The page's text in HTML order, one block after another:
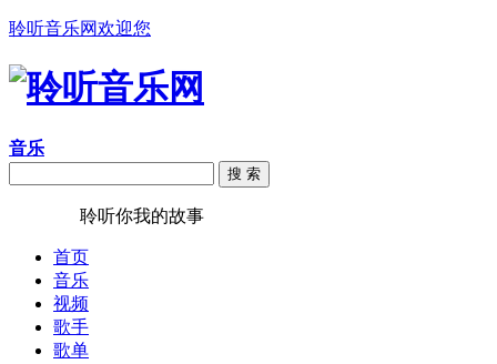
聆听音乐网欢迎您
音乐
搜 索
聆听你我的故事
首页
音乐
视频
歌手
歌单